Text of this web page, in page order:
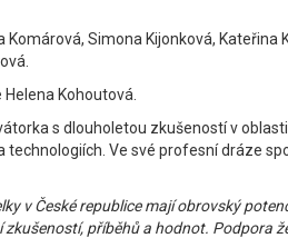
Simona Kijonková,
Kohoutová.
s dlouholetou zkušeností v
Ve své profesní dráze
v České republice mají obrovský
příběhů a hodnot. Podpora